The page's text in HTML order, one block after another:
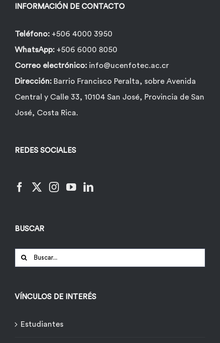
de
producto
INFORMACIÓN DE CONTACTO
Teléfono: +506 4000 3950
WhatsApp: +506 6000 8050
Correo electrónico: info@ucenfotec.ac.cr
Dirección: Barrio Francisco Peralta, sobre Avenida
Central y Calle 33, 10104 San José, Provincia de San
José, Costa Rica.
REDES SOCIALES
BUSCAR
Buscar:
VÍNCULOS DE INTERÉS
Estudiantes